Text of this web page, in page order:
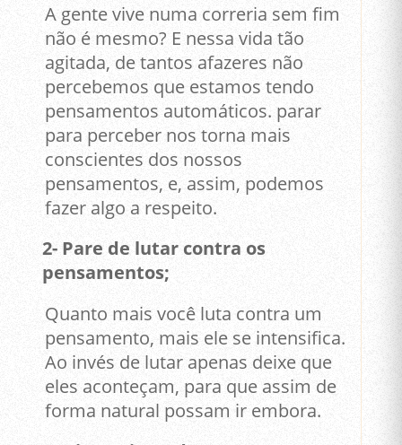
A gente vive numa correria sem fim
não é mesmo? E nessa vida tão
agitada, de tantos afazeres não
percebemos que estamos tendo
pensamentos automáticos. parar
para perceber nos torna mais
conscientes dos nossos
pensamentos, e, assim, podemos
fazer algo a respeito.
2- Pare de lutar contra os
pensamentos;
Quanto mais você luta contra um
pensamento, mais ele se intensifica.
Ao invés de lutar apenas deixe que
eles aconteçam, para que assim de
forma natural possam ir embora.